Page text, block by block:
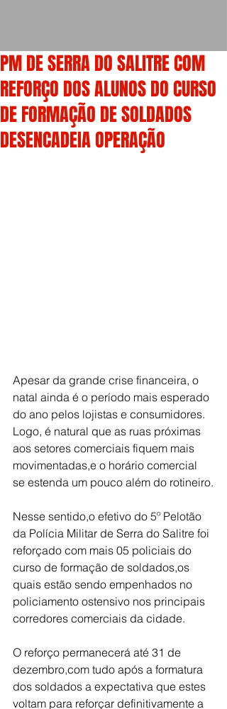
PM DE SERRA DO SALITRE COM
REFORÇO DOS ALUNOS DO CURSO
DE FORMAÇÃO DE SOLDADOS
DESENCADEIA OPERAÇÃO
Apesar da grande crise financeira, o
natal ainda é o período mais esperado
do ano pelos lojistas e consumidores.
Logo, é natural que as ruas próximas
aos setores comerciais fiquem mais
movimentadas,e o horário comercial
se estenda um pouco além do rotineiro.
Nesse sentido,o efetivo do 5º Pelotão
da Polícia Militar de Serra do Salitre foi
reforçado com mais 05 policiais do
curso de formação de soldados,os
quais estão sendo empenhados no
policiamento ostensivo nos principais
corredores comerciais da cidade.
O reforço permanecerá até 31 de
dezembro,com tudo após a formatura
dos soldados a expectativa que estes
voltam para reforçar definitivamente a